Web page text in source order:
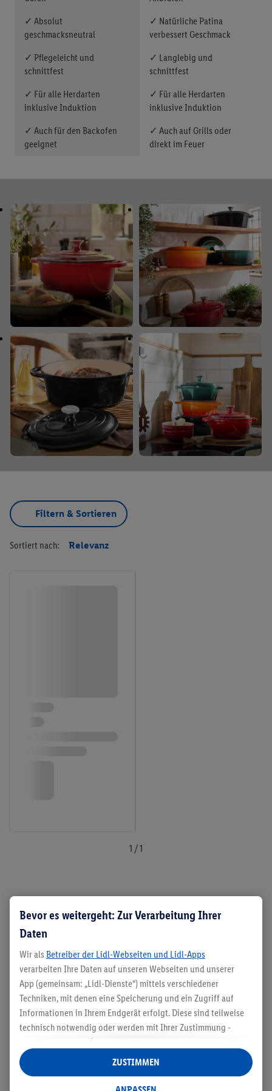
✓ Absolut
geschmacksneutral
✓ Pflegeleicht und
schnittfest
✓ Für alle Herdarten
inklusive Induktion
✓ Auch für den Backofen
geeignet
✓ Natürliche Patina
verbessert Geschmack
✓ Langlebig und
schnittfest
✓ Für alle Herdarten
inklusive Induktion
✓ Auch auf Grills oder
direkt im Feuer
Filtern & Sortieren
Sortiert nach: Relevanz
1 / 1
Speisen besonders saftig werden, setze am besten
auf Gusseisen-Bräter und Gusseisen-Töpfe mit
Drop-System. Spezielle Noppen im Deckel
verwandeln Bratflüssigkeit in Tropfen, die dein
Gargut kontinuierlich beträufeln.
Kochen mit Gusseisen-Pfanne
& Co.: kulinarische Tipps
Bevor es weitergeht: Zur Verarbeitung Ihrer
Daten
Wir als Betreiber der Lidl-Webseiten und Lidl-Apps
verarbeiten Ihre Daten auf unseren Webseiten und unserer
App (gemeinsam: „Lidl-Dienste“) mittels verschiedener
Techniken, mit denen eine Speicherung und ein Zugriff auf
Informationen in Ihrem Endgerät erfolgt. Diese sind teilweise
technisch notwendig oder werden mit Ihrer Zustimmung -
auch durch Partner (u.a.
Verantwortliche; im Zusammenhang mit dem IAB TCF
insgesamt
Statistik-Erstellung oder für personalisierte Werbung
ZUSTIMMEN